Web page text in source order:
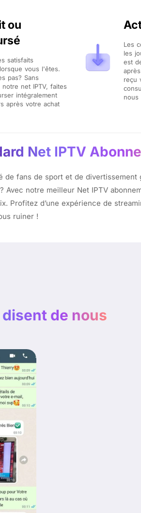
ou
satisfaits
vous l'êtes.
pas? Sans
net IPTV, faites
intégralement
après votre achat
Les
les
est
reçu
nous
Net IPTV
fans de sport et de divertissement
notre meilleur Net IPTV
Profitez d’une expérience de
ruiner !
de nous